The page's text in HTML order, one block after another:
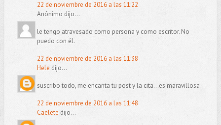
22 de noviembre de 2016 a las 11:22
Anónimo dijo...
le tengo atravesado como persona y como escritor. No
puedo con él.
22 de noviembre de 2016 a las 11:38
Hele dijo...
suscribo todo, me encanta tu post y la cita...es maravillosa
22 de noviembre de 2016 a las 11:48
Caelete dijo...